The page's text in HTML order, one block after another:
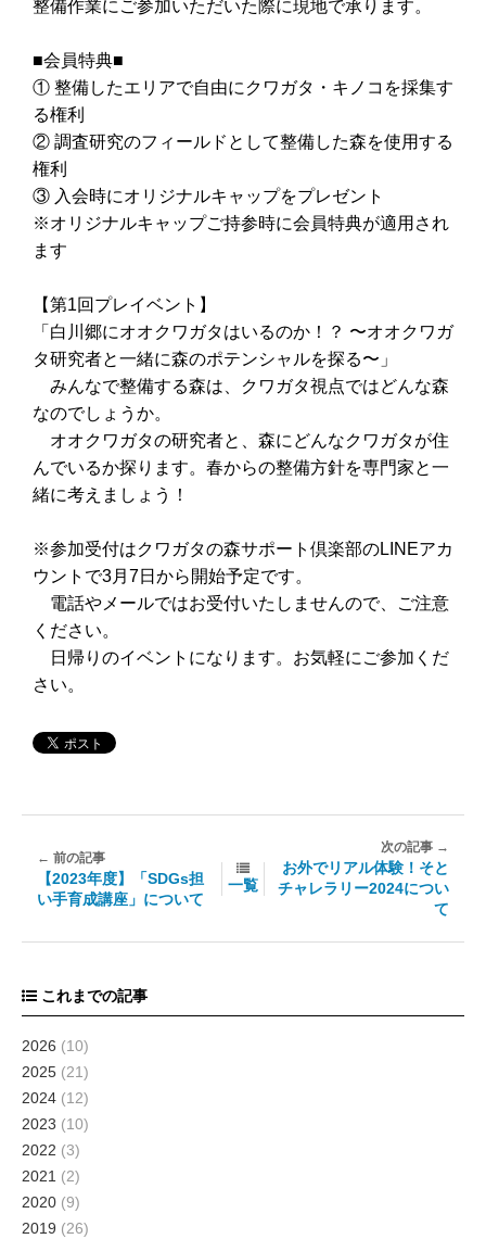
整備作業にご参加いただいた際に現地で承ります。
■会員特典■
① 整備したエリアで自由にクワガタ・キノコを採集す
る権利
② 調査研究のフィールドとして整備した森を使用する
権利
③ 入会時にオリジナルキャップをプレゼント
※オリジナルキャップご持参時に会員特典が適用され
ます
【第1回プレイベント】
「白川郷にオオクワガタはいるのか！？ 〜オオクワガ
タ研究者と一緒に森のポテンシャルを探る〜」
みんなで整備する森は、クワガタ視点ではどんな森
なのでしょうか。
オオクワガタの研究者と、森にどんなクワガタが住
んでいるか探ります。春からの整備方針を専門家と一
緒に考えましょう！
※参加受付はクワガタの森サポート倶楽部のLINEアカ
ウントで3月7日から開始予定です。
電話やメールではお受付いたしませんので、ご注意
ください。
日帰りのイベントになります。お気軽にご参加くだ
さい。
【2023年度】「SDGs担
い手育成講座」について
一覧
お外でリアル体験！そと
チャレラリー2024につい
て
これまでの記事
2026 (10)
2025 (21)
2024 (12)
2023 (10)
2022 (3)
2021 (2)
2020 (9)
2019 (26)